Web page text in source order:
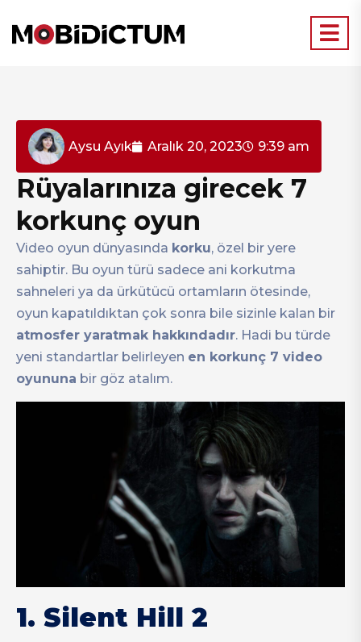
Aysu Ayık Aralık 20, 2023 9:39 am
Rüyalarınıza girecek 7
korkunç oyun
Video oyun dünyasında korku, özel bir yere
sahiptir. Bu oyun türü sadece ani korkutma
sahneleri ya da ürkütücü ortamların ötesinde,
oyun kapatıldıktan çok sonra bile sizinle kalan bir
atmosfer yaratmak hakkındadır. Hadi bu türde
yeni standartlar belirleyen en korkunç 7 video
oyununa bir göz atalım.
1. Silent Hill 2